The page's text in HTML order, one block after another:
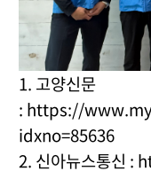
1. 고양신문
: https://
idxno=85636
2. 신아뉴스통신 :